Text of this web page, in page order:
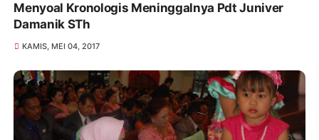
Menyoal Kronologis Meninggalnya Pdt Juniver
Damanik STh
KAMIS, MEI 04, 2017